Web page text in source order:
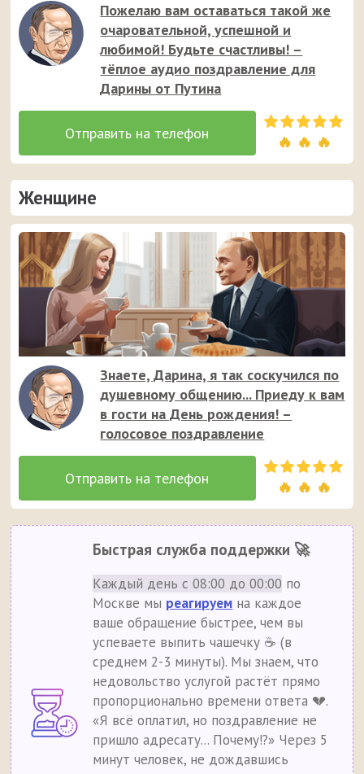
Пожелаю вам оставаться такой же
очаровательной, успешной и
любимой! Будьте счастливы! –
тёплое аудио поздравление для
Дарины от Путина
🔥 🔥 🔥
Женщине
Знаете, Дарина, я так соскучился по
душевному общению... Приеду к вам
в гости на День рождения! –
голосовое поздравление
🔥 🔥 🔥
Быстрая служба поддержки 🚀
Каждый день с 08:00 до 00:00 по
Москве мы реагируем на каждое
ваше обращение быстрее, чем вы
успеваете выпить чашечку ☕ (в
среднем 2-3 минуты). Мы знаем, что
недовольство услугой растёт прямо
пропорционально времени ответа 💔.
«Я всё оплатил, но поздравление не
пришло адресату... Почему!?» Через 5
минут человек, не дождавшись